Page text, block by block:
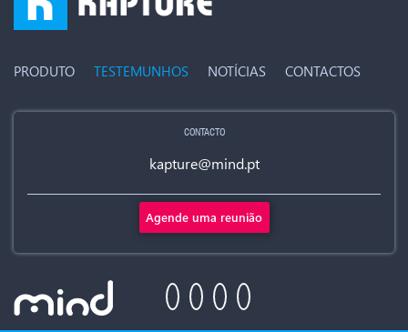
PRODUTO TESTEMUNHOS NOTÍCIAS CONTACTOS
CONTACTO
kapture@mind.pt
Agende uma reunião